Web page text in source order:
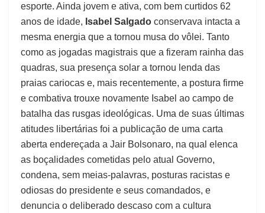
esporte. Ainda jovem e ativa, com bem curtidos 62
anos de idade, Isabel Salgado conservava intacta a
mesma energia que a tornou musa do vôlei. Tanto
como as jogadas magistrais que a fizeram rainha das
quadras, sua presença solar a tornou lenda das
praias cariocas e, mais recentemente, a postura firme
e combativa trouxe novamente Isabel ao campo de
batalha das rusgas ideológicas. Uma de suas últimas
atitudes libertárias foi a publicação de uma carta
aberta endereçada a Jair Bolsonaro, na qual elenca
as boçalidades cometidas pelo atual Governo,
condena, sem meias-palavras, posturas racistas e
odiosas do presidente e seus comandados, e
denuncia o deliberado descaso com a cultura